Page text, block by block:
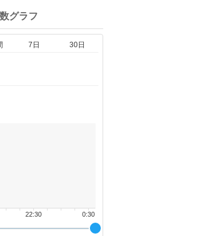
グラフ
7日 30日
0:30
22:30